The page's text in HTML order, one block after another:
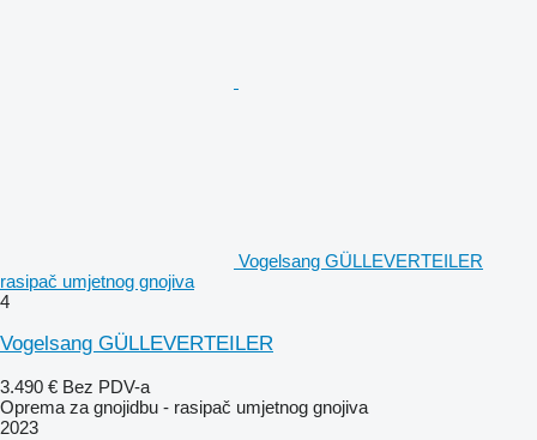
Vogelsang GÜLLEVERTEILER
rasipač umjetnog gnojiva
4
Vogelsang GÜLLEVERTEILER
3.490 € Bez PDV-a
Oprema za gnojidbu - rasipač umjetnog gnojiva
2023